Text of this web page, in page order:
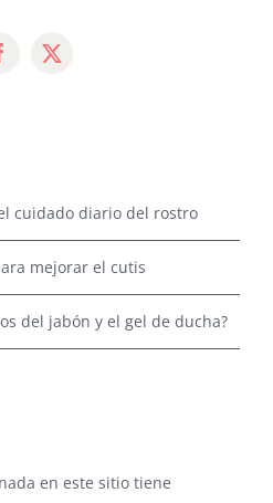
cuidado diario del rostro
mejorar el cutis
del jabón y el gel de ducha?
en este sitio tiene